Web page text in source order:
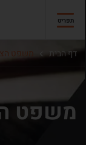
תפריט
דף הבית משפט
משפט